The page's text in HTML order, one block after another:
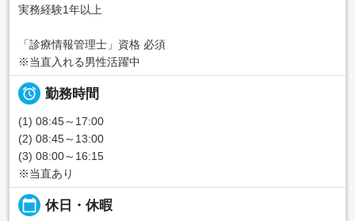
実務経験1年以上
「診療情報管理士」資格 必須
※当直入れる男性活躍中
 勤務時間
(1) 08:45～17:00
(2) 08:45～13:00
(3) 08:00～16:15
※当直あり
calendar_today 休日・休暇